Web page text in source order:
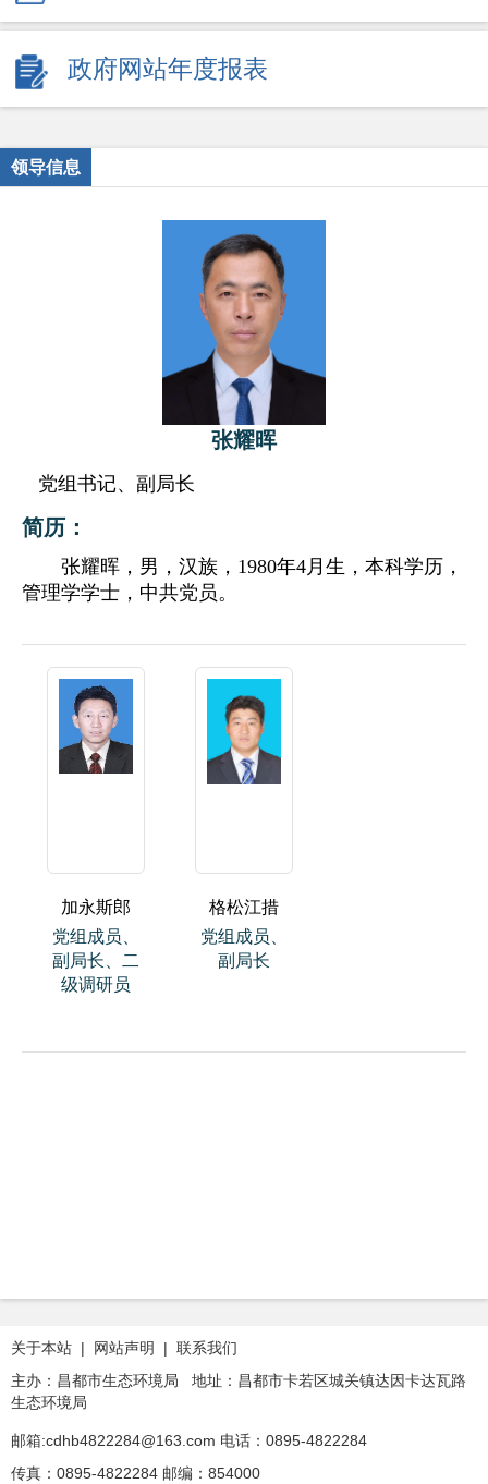
政府网站年度报表
领导信息
张耀晖
党组书记、副局长
简历：
张耀晖，男，汉族，1980年4月生，本科学历，
管理学学士，中共党员。
加永斯郎
党组成员、
副局长、二
级调研员
格松江措
党组成员、
副局长
关于本站 | 网站声明 | 联系我们
主办：昌都市生态环境局 地址：昌都市卡若区城关镇达因卡达瓦路
生态环境局
邮箱:cdhb4822284@163.com 电话：0895-4822284
传真：0895-4822284 邮编：854000